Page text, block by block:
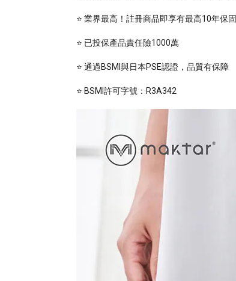
⭐️ 業界最高！註冊商品即享有最高10年保固
⭐️ 已投保產品責任險1000萬
⭐️ 通過BSMI與日本PSE認證，品質有保障
⭐️ BSMI許可字號：R3A342